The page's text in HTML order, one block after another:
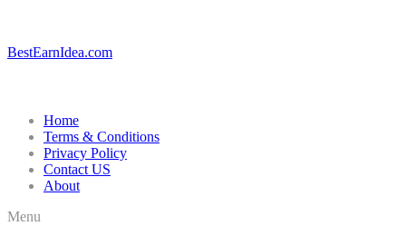
BestEarnIdea.com
Home
Terms & Conditions
Privacy Policy
Contact US
About
Menu